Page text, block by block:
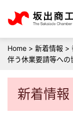
Home > 新着情報 >
伴う休業要請等への
新着情報